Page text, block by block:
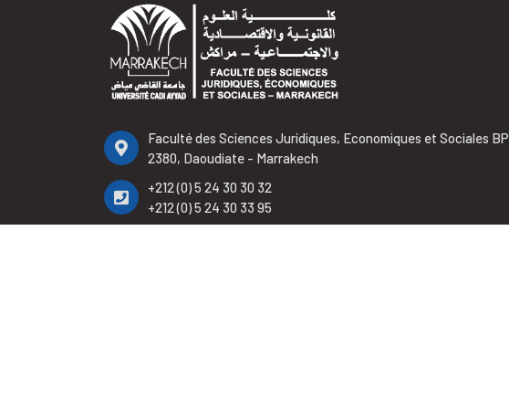
Faculté des Sciences Juridiques, Economiques et Sociales BP
2380, Daoudiate - Marrakech
+212 (0) 5 24 30 30 32
+212 (0) 5 24 30 33 95